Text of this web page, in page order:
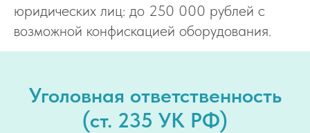
юридических лиц: до 250 000 рублей с
возможной конфискацией оборудования.
Уголовная ответственность
(ст. 235 УК РФ)